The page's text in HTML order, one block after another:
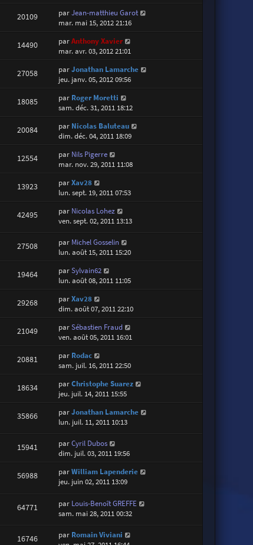
20109 parJean-matthieu Garot
mar. mai 15, 2012 21:16
14490 parAnthony Xavier
mar. avr. 03, 2012 21:01
27058 parJonathan Lamarche
jeu. janv. 05, 2012 09:56
18085 par Roger Moretti
sam. déc. 31, 2011 18:12
20084 par Nicolas Baluteau
dim. déc. 04, 2011 18:09
12554 par Nils Pigerre
mar. nov. 29, 2011 11:08
13923 parXav28
lun. sept. 19, 2011 07:53
42495 par Nicolas Lohez
ven. sept. 02, 2011 13:13
27508 par Michel Gosselin
lun. août 15, 2011 15:20
19464 parSylvain62
lun. août 08, 2011 11:05
29268 parXav28
dim. août 07, 2011 22:10
21049 parSébastien Fraud
ven. août 05, 2011 16:01
20881 par Rodac
sam. juil. 16, 2011 22:50
18634 parChristophe Suarez
jeu. juil. 14, 2011 15:55
35866 parJonathan Lamarche
lun. juil. 11, 2011 10:13
15941 parCyril Dubos
dim. juil. 03, 2011 19:56
56988 parWilliam Lapenderie
jeu. juin 02, 2011 13:09
64771 par Louis-Benoît GREFFE
sam. mai 28, 2011 00:32
16746 par Romain Viviani